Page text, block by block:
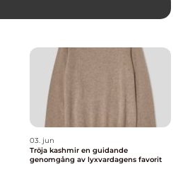
03. jun
Tröja kashmir en guidande
genomgång av lyxvardagens favorit